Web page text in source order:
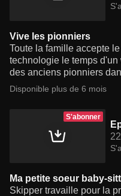
Vive les pionniers
Toute la famille accepte
technologie le temps
des anciens pionniers
Disponible plus de 6 mois
S'abonner
Ma petite soeur baby-
Skipper travaille pour la